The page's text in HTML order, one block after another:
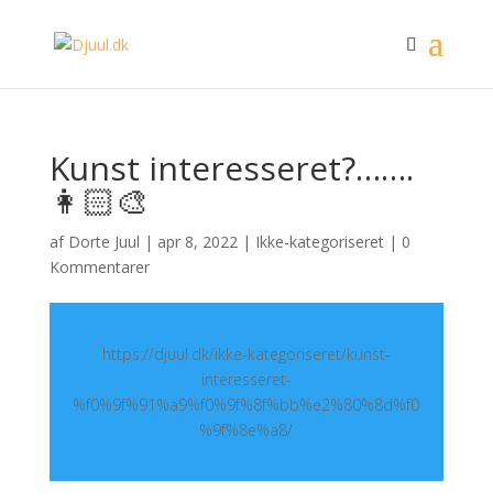
Kunst interesseret?…….
👩🏻‍🎨
af Dorte Juul | apr 8, 2022| Ikke-kategoriseret| 0
Kommentarer
https://djuul.dk/ikke-kategoriseret/kunst-
interesseret-
%f0%9f%91%a9%f0%9f%8f%bb%e2%80%8d%f0
%9f%8e%a8/